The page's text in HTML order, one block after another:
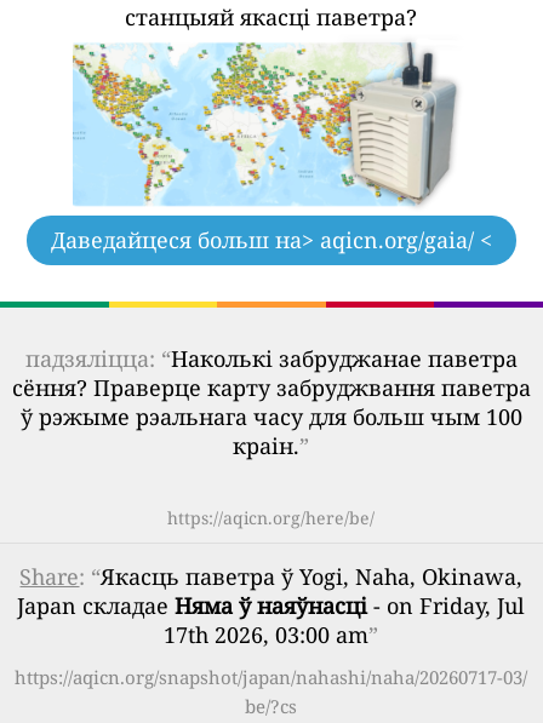
станцыяй якасці паветра?
Даведайцеся больш на> aqicn.org/gaia/ <
падзяліцца: “Наколькі забруджанае паветра
сёння? Праверце карту забруджвання паветра
ў рэжыме рэальнага часу для больш чым 100
краін.”
https://aqicn.org/here/be/
Share: “Якасць паветра ў Yogi, Naha, Okinawa,
Japan складаеНяма ў наяўнасці- on Friday, Jul
17th 2026, 03:00 am”
https://aqicn.org/snapshot/japan/nahashi/naha/20260717-03/
be/?cs